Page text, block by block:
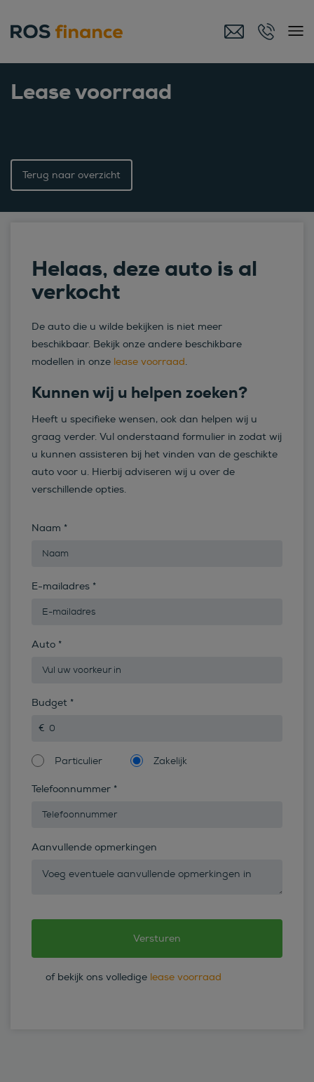
Lease voorraad
Terug naar overzicht
Helaas, deze auto is al
verkocht
De auto die u wilde bekijken is niet meer
beschikbaar. Bekijk onze andere beschikbare
modellen in onze lease voorraad.
Kunnen wij u helpen zoeken?
Heeft u specifieke wensen, ook dan helpen wij u
graag verder. Vul onderstaand formulier in zodat wij
u kunnen assisteren bij het vinden van de geschikte
auto voor u. Hierbij adviseren wij u over de
verschillende opties.
Naam *
E-mailadres *
Auto *
Budget *
Particulier Zakelijk
Telefoonnummer *
Aanvullende opmerkingen
of bekijk ons volledige lease voorraad